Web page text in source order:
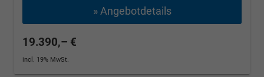
» Angebotdetails
19.390,– €
incl. 19% MwSt.